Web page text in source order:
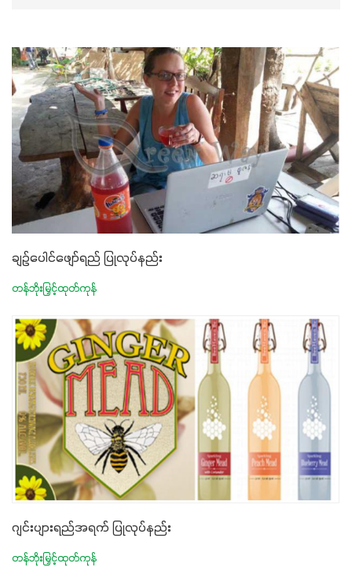
ချဉ်ပေါင်ဖျော်ရည် ပြုလုပ်နည်း
တန်ဘိုးမြှင့်ထုတ်ကုန်
ဂျင်းပျားရည်အရက် ပြုလုပ်နည်း
တန်ဘိုးမြှင့်ထုတ်ကုန်